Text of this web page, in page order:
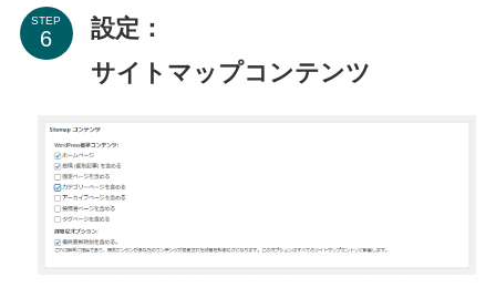
STEP
設定：
サイトマップコンテンツ